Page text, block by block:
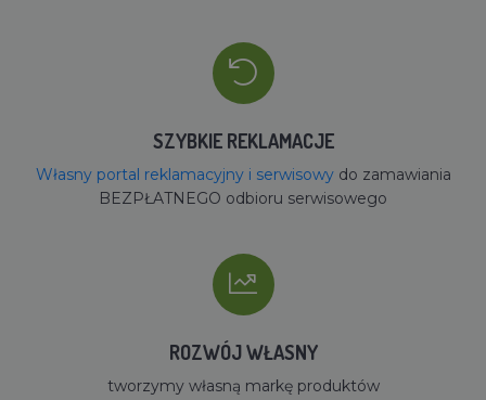
SZYBKIE REKLAMACJE
Własny portal reklamacyjny i serwisowydo zamawiania
BEZPŁATNEGO odbioru serwisowego
ROZWÓJ WŁASNY
tworzymy własną markę produktów